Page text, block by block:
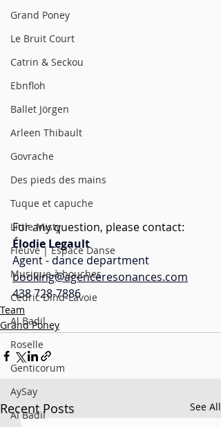
Grand Poney
Le Bruit Court
Catrin & Seckou
Ebnfloh
Ballet Jörgen
Arleen Thibault
Govrache
Des pieds des mains
Tuque et capuche
Little Misty
Fleuve | Espace Danse
Musique à bouches
Cédric Dind-Lavoie
Al Badil
Roselle
Genticorum
AySay
Al Badil
For any question, please contact:
Élodie Legault
Agent - dance department
booking@agenceresonances.com
438 728-7886
Team
Grand Poney
Recent Posts See All